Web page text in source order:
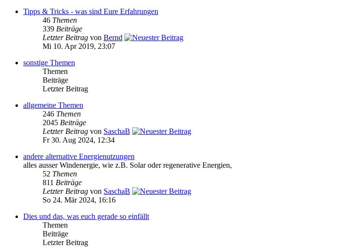
Tipps & Tricks - was sind Eure Erfahrungen
46 Themen
339 Beiträge
Letzter Beitrag von Bernd
Mi 10. Apr 2019, 23:07
sonstige Themen
Themen
Beiträge
Letzter Beitrag
allgemeine Themen
246 Themen
2045 Beiträge
Letzter Beitrag von SaschaB
Fr 30. Aug 2024, 12:34
andere alternative Energienutzungen
alles ausser Windenergie, wie z.B. Solar oder regenerative Energien,
52 Themen
811 Beiträge
Letzter Beitrag von SaschaB
So 24. Mär 2024, 16:16
Dies und das, was euch gerade so einfällt
Themen
Beiträge
Letzter Beitrag